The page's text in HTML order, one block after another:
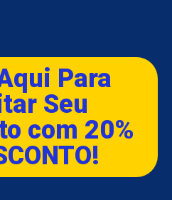
Para
Seu
com 20%